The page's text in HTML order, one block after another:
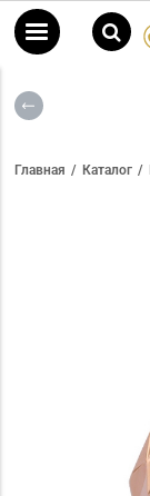
Главная Каталог